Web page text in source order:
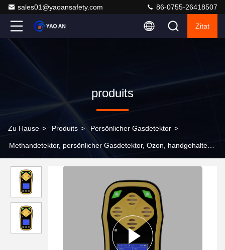
sales01@yaoansafety.com 86-0755-26418507
Zitat
produits
Zu Hause > Produits > Persönlicher Gasdetektor >
Methandetektor, persönlicher Gasdetektor, Ozon, handgehaltener